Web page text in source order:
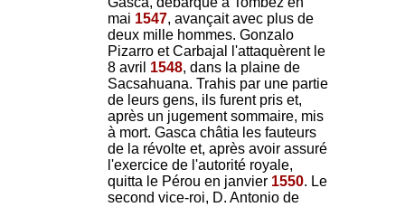
mai 1547, avançait avec plus de
deux mille hommes. Gonzalo
Pizarro et Carbajal l'attaquèrent le
8 avril 1548, dans la plaine de
Sacsahuana. Trahis par une partie
de leurs gens, ils furent pris et,
après un jugement sommaire, mis
à mort. Gasca châtia les fauteurs
de la révolte et, après avoir assuré
l'exercice de l'autorité royale,
quitta le Pérou en janvier 1550. Le
second vice-roi, D. Antonio de